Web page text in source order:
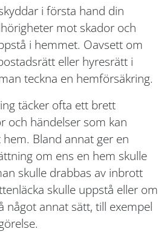
i första hand din
mot skador och
i hemmet. Oavsett om
eller hyresrätt i
teckna en hemförsäkring.
täcker ofta ett brett
och händelser som kan
Bland annat ger en
om ens en hem skulle
skulle drabbas av inbrott
skulle uppstå eller om
något annat sätt, till exempel